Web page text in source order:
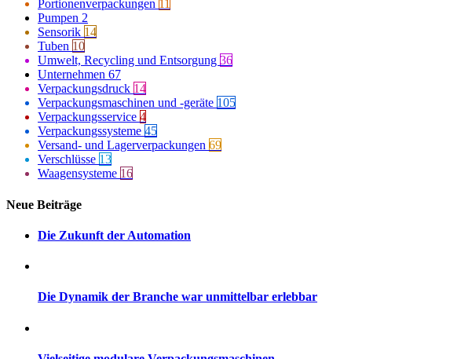
Portionenverpackungen 11
Pumpen 2
Sensorik 14
Tuben 10
Umwelt, Recycling und Entsorgung 36
Unternehmen 67
Verpackungsdruck 14
Verpackungsmaschinen und -geräte 105
Verpackungsservice 4
Verpackungssysteme 45
Versand- und Lagerverpackungen 69
Verschlüsse 13
Waagensysteme 16
Neue Beiträge
Die Zukunft der Automation
Die Dynamik der Branche war unmittelbar erlebbar